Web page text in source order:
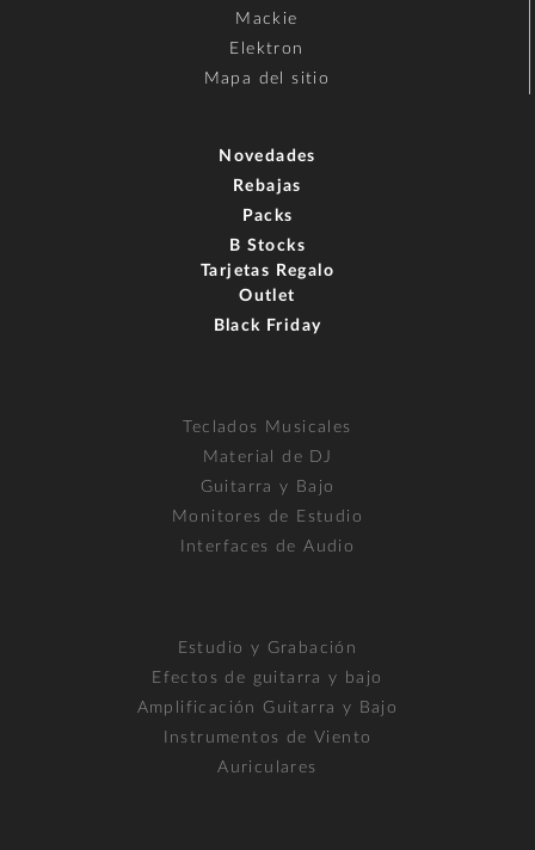
Mackie
Elektron
Mapa del sitio
Novedades
Rebajas
Packs
B Stocks
Tarjetas Regalo
Outlet
Black Friday
Teclados Musicales
Material de DJ
Guitarra y Bajo
Monitores de Estudio
Interfaces de Audio
Estudio y Grabación
Efectos de guitarra y bajo
Amplificación Guitarra y Bajo
Instrumentos de Viento
Auriculares